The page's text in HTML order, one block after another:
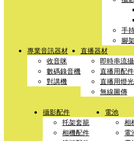
手
腳
專業音訊器材
收音咪
數碼錄音機
對講機
直播器材
即時串流
直播用配件
直播用燈光
無線圖傳
攝影配件
托架套籠
相機配件
電池
相
電